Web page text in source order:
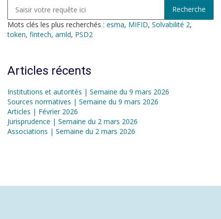
Mots clés les plus recherchés : esma, MIFID, Solvabilité 2,
token, fintech, amld, PSD2
Articles récents
Institutions et autorités | Semaine du 9 mars 2026
Sources normatives | Semaine du 9 mars 2026
Articles | Février 2026
Jurisprudence | Semaine du 2 mars 2026
Associations | Semaine du 2 mars 2026